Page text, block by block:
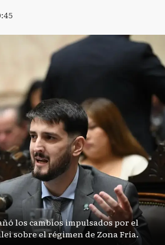
los cambios impulsados por el
sobre el régimen de Zona Fría.